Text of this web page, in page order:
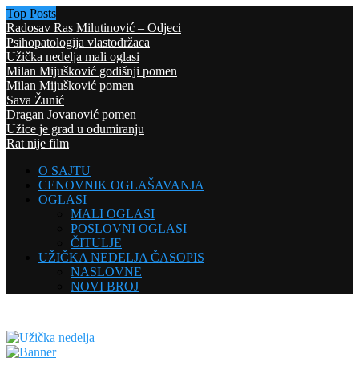
Top Posts
Radosav Ras Milutinović – Odjeci
Psihopatologija vlastodržaca
Užička nedelja mali oglasi
Milan Mijušković godišnji pomen
Milan Mijušković pomen
Sava Žunić
Dragan Jovanović pomen
Užice je grad u odumiranju
Rat nije film
O SAJTU
CENOVNIK OGLAŠAVANJA
OGLASI
MALI OGLASI
POSLOVNI OGLASI
ČITULJE
UŽIČKA NEDELJA ČASOPIS
NASLOVNE
NOVI BROJ